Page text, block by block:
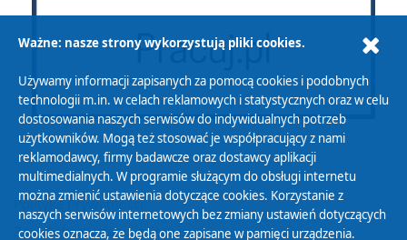
Polityka Prywatności
Zasady korzystania z Serwisu
Ważne: nasze strony wykorzystują pliki cookies.
Używamy informacji zapisanych za pomocą cookies i podobnych
technologii m.in. w celach reklamowych i statystycznych oraz w celu
dostosowania naszych serwisów do indywidualnych potrzeb
użytkowników. Mogą też stosować je współpracujący z nami
reklamodawcy, firmy badawcze oraz dostawcy aplikacji
multimedialnych. W programie służącym do obsługi internetu
można zmienić ustawienia dotyczące cookies. Korzystanie z
naszych serwisów internetowych bez zmiany ustawień dotyczących
cookies oznacza, że będą one zapisane w pamięci urządzenia.